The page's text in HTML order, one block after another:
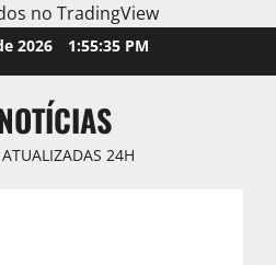
no TradingView
2026 1:55:37 PM
24H